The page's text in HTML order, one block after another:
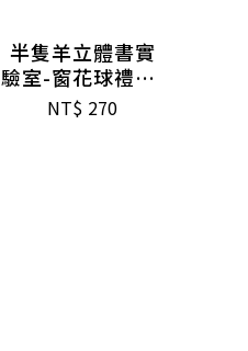
半隻羊立體書實
驗室-窗花球禮盒-
蒸栗黃
NT$ 270